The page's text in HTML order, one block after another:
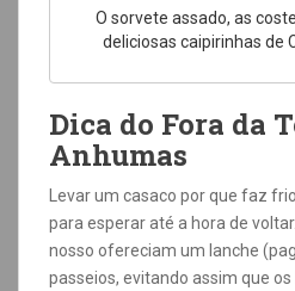
O sorvete assado, as
deliciosas caipirinhas de
Dica do Fora da
Anhumas
Levar um casaco por que faz
para esperar até a hora de
nosso ofereciam um lanche
passeios, evitando assim que os